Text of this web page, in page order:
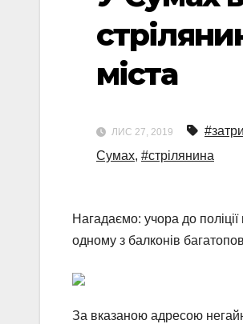
міста
ЛИС 27, 2019
Сумах, #стрілянина
Нагадаємо: учора до
одному з балконів
За вказаною адресою